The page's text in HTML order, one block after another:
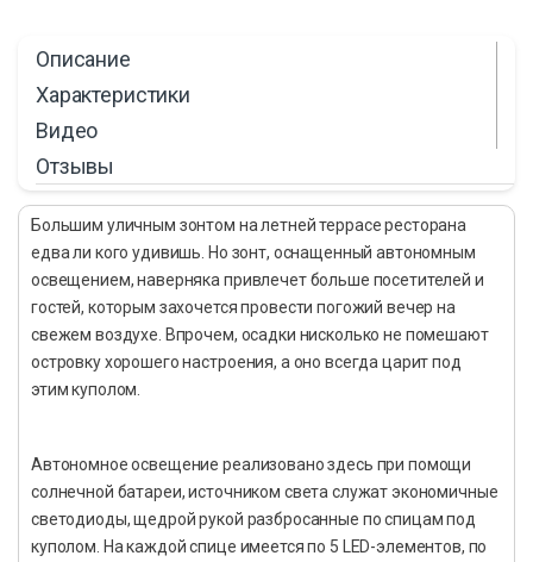
Описание
Характеристики
Видео
Отзывы
Большим уличным зонтом на летней террасе ресторана
едва ли кого удивишь. Но зонт, оснащенный автономным
освещением, наверняка привлечет больше посетителей и
гостей, которым захочется провести погожий вечер на
свежем воздухе. Впрочем, осадки нисколько не помешают
островку хорошего настроения, а оно всегда царит под
этим куполом.
Автономное освещение реализовано здесь при помощи
солнечной батареи, источником света служат экономичные
светодиоды, щедрой рукой разбросанные по спицам под
куполом. На каждой спице имеется по 5 LED-элементов, по